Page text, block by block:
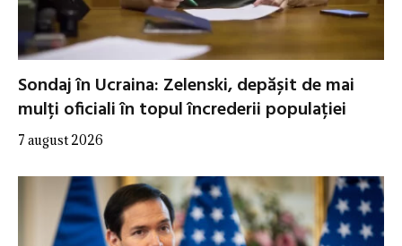
Sondaj în Ucraina: Zelenski, depășit de mai
mulți oficiali în topul încrederii populației
7 august 2026